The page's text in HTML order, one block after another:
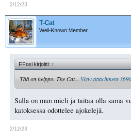
2/12/23
T-Cat
Well-Known Member
FFoxi kirjoitti:↑
Tää on helppo. The Cat... View attachment
Sulla on mun mieli ja taitaa olla sama
katoksessa odottelee ajokelejä.
2/12/23